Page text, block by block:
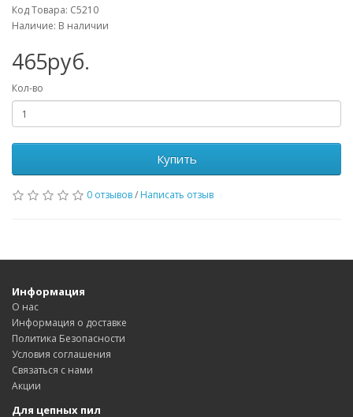
Код Товара: C5210
Наличие: В наличии
465руб.
Кол-во
Купить
0 отзывов/ Написать отзыв
Информация
О нас
Информация о доставке
Политика Безопасности
Условия соглашения
Связаться с нами
Акции
Для цепных пил